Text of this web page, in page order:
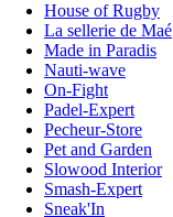
House of Rugby
La sellerie de Maé
Made in Paradis
Nauti-wave
On-Fight
Padel-Expert
Pecheur-Store
Pet and Garden
Slowood Interior
Smash-Expert
Sneak'In